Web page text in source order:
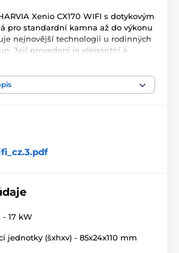
Xenio CX170 WIFI s dotykovým
pro standardní kamna až do výkonu
nejnovější technologii u rodinných
Její provedení je elegantní a
je nutné zakoupit bezpečnostní
nebo snímač dveří SAB00103.
zdarma pro systémy Android
po příchodu domů nebudete
hodinu čekat na rozehřátí
síť v pásmu 5 GHz!
17 kW
jednotky (šxhxv) - 85x24x110 mm